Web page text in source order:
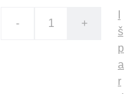
- +
š
p
a
r